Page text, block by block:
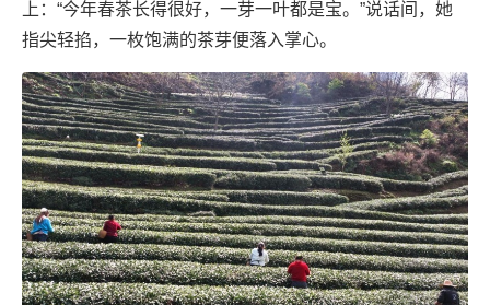
上：“今年春茶长得很好，一芽一叶都是宝。”说话间，她
指尖轻掐，一枚饱满的茶芽便落入掌心。